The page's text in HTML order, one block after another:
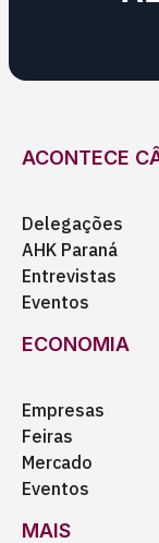
ACONTECE
Delegações
AHK Paraná
Entrevistas
Eventos
ECONOMIA
Empresas
Feiras
Mercado
Eventos
MAIS